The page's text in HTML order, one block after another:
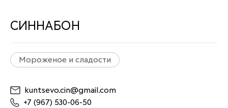
СИННАБОН
Мороженое и сладости
kuntsevo.cin@gmail.com
+7 (967) 530-06-50